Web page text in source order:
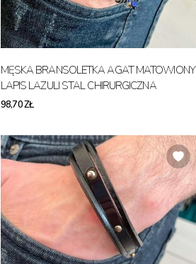
MĘSKA BRANSOLETKA AGAT MATOWIONY
LAPIS LAZULI STAL CHIRURGICZNA
98,70 ZŁ